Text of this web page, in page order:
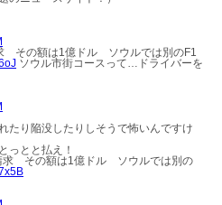
その額は1億ドル ソウルでは別のF1
ソウル市街コースって…ドライバーを
たり陥没したりしそうで怖いんですけ
っとと払え！
求 その額は1億ドル ソウルでは別の